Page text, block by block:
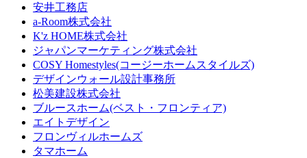
安井工務店
a-Room株式会社
K'z HOME株式会社
ジャパンマーケティング株式会社
COSY Homestyles(コージーホームスタイルズ)
デザインウォール設計事務所
松美建設株式会社
ブルースホーム(ベスト・フロンティア)
エイトデザイン
フロンヴィルホームズ
タマホーム